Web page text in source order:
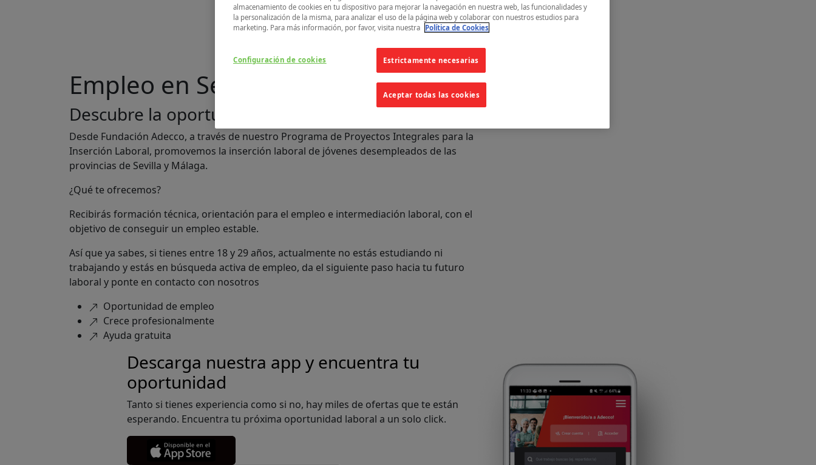
Empleo en Sevilla y Málaga
Descubre la oportunidad que tenemos para ti
Desde Fundación Adecco, a través de nuestro Programa de Proyectos Integrales para la
Inserción Laboral, promovemos la inserción laboral de jóvenes desempleados de las
provincias de Sevilla y Málaga.
¿Qué te ofrecemos?
Recibirás formación técnica, orientación para el empleo e intermediación laboral, con el
objetivo de conseguir un empleo estable.
Así que ya sabes, si tienes entre 18 y 29 años, actualmente no estás estudiando ni
trabajando y estás en búsqueda activa de empleo, da el siguiente paso hacia tu futuro
laboral y ponte en contacto con nosotros
Oportunidad de empleo
Crece profesionalmente
Ayuda gratuita
Descarga nuestra app y encuentra tu
oportunidad
Tanto si tienes experiencia como si no, hay miles de ofertas que te están
esperando. Encuentra tu próxima oportunidad laboral a un solo click.
almacenamiento de cookies en tu dispositivo para mejorar la navegación en nuestra web, las funcionalidades y
la personalización de la misma, para analizar el uso de la página web y colaborar con nuestros estudios para
marketing. Para más información, por favor, visita nuestra Política de Cookies
Estrictamente necesarias
Aceptar todas las cookies
Configuración de cookies